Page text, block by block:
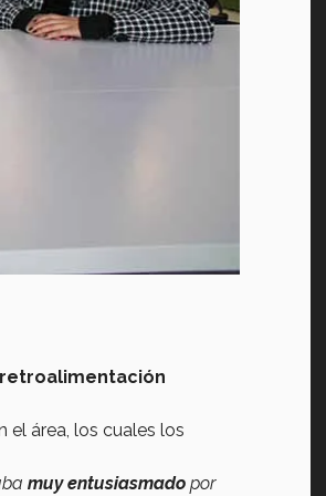
retroalimentación
el área, los cuales los
muy entusiasmado por